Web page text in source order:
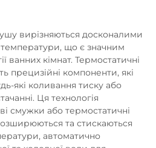
вирізняються досконалими
що є значним
ванних кімнат. Термостатичні
прецизійні компоненти, які
які коливання тиску або
Ця технологія
смужки або термостатичні
та стискаються
автоматично